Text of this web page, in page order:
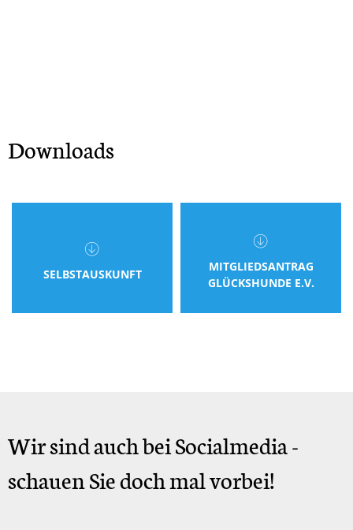
Downloads
SELBSTAUSKUNFT
MITGLIEDSANTRAG
GLÜCKSHUNDE E.V.
Wir sind auch bei Socialmedia -
schauen Sie doch mal vorbei!